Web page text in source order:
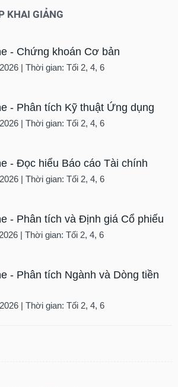
KHAI GIẢNG
- Chứng khoán Cơ bản
| Thời gian: Tối 2, 4, 6
- Phân tích Kỹ thuật Ứng dụng
| Thời gian: Tối 2, 4, 6
- Đọc hiểu Báo cáo Tài chính
| Thời gian: Tối 2, 4, 6
- Phân tích và Định giá Cổ phiếu
| Thời gian: Tối 2, 4, 6
- Phân tích Ngành và Dòng tiền
| Thời gian: Tối 2, 4, 6